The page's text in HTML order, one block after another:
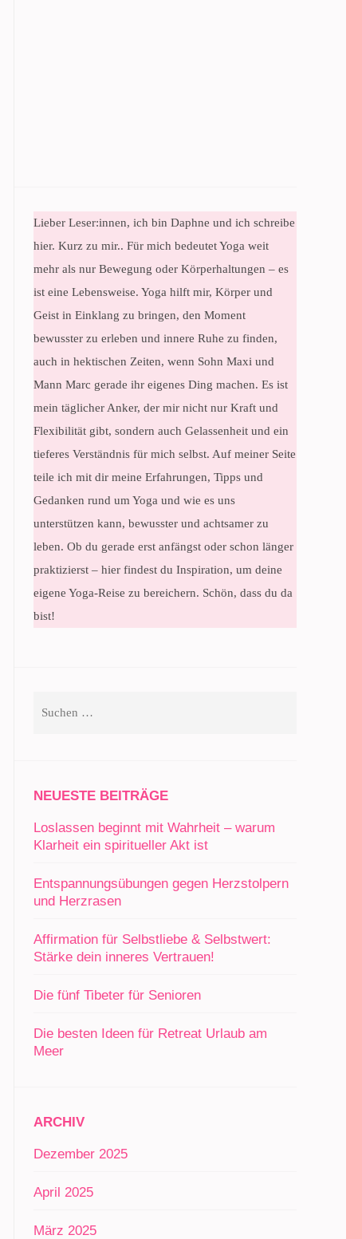
Lieber Leser:innen, ich bin Daphne und ich schreibe
hier. Kurz zu mir.. Für mich bedeutet Yoga weit
mehr als nur Bewegung oder Körperhaltungen – es
ist eine Lebensweise. Yoga hilft mir, Körper und
Geist in Einklang zu bringen, den Moment
bewusster zu erleben und innere Ruhe zu finden,
auch in hektischen Zeiten, wenn Sohn Maxi und
Mann Marc gerade ihr eigenes Ding machen. Es ist
mein täglicher Anker, der mir nicht nur Kraft und
Flexibilität gibt, sondern auch Gelassenheit und ein
tieferes Verständnis für mich selbst. Auf meiner Seite
teile ich mit dir meine Erfahrungen, Tipps und
Gedanken rund um Yoga und wie es uns
unterstützen kann, bewusster und achtsamer zu
leben. Ob du gerade erst anfängst oder schon länger
praktizierst – hier findest du Inspiration, um deine
eigene Yoga-Reise zu bereichern. Schön, dass du da
bist!
NEUESTE BEITRÄGE
Loslassen beginnt mit Wahrheit – warum
Klarheit ein spiritueller Akt ist
Entspannungsübungen gegen Herzstolpern
und Herzrasen
Affirmation für Selbstliebe & Selbstwert:
Stärke dein inneres Vertrauen!
Die fünf Tibeter für Senioren
Die besten Ideen für Retreat Urlaub am
Meer
ARCHIV
Dezember 2025
April 2025
März 2025